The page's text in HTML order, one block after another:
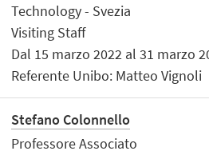
Technology - Svezia
Visiting Staff
Dal 15 marzo 2022 al 31 marzo
Referente Unibo: Matteo Vignoli
Stefano Colonnello
Professore Associato